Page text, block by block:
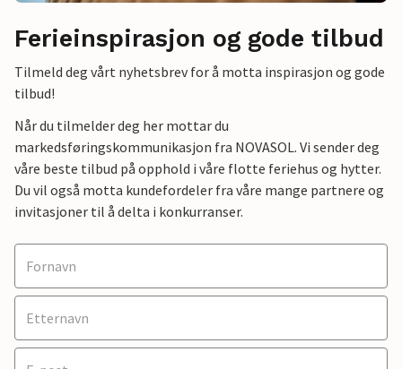
Ferieinspirasjon og gode tilbud
Tilmeld deg vårt nyhetsbrev for å motta inspirasjon og gode
tilbud!
Når du tilmelder deg her mottar du
markedsføringskommunikasjon fra NOVASOL. Vi sender deg
våre beste tilbud på opphold i våre flotte feriehus og hytter.
Du vil også motta kundefordeler fra våre mange partnere og
invitasjoner til å delta i konkurranser.